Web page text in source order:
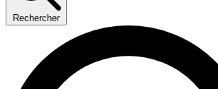
Rechercher